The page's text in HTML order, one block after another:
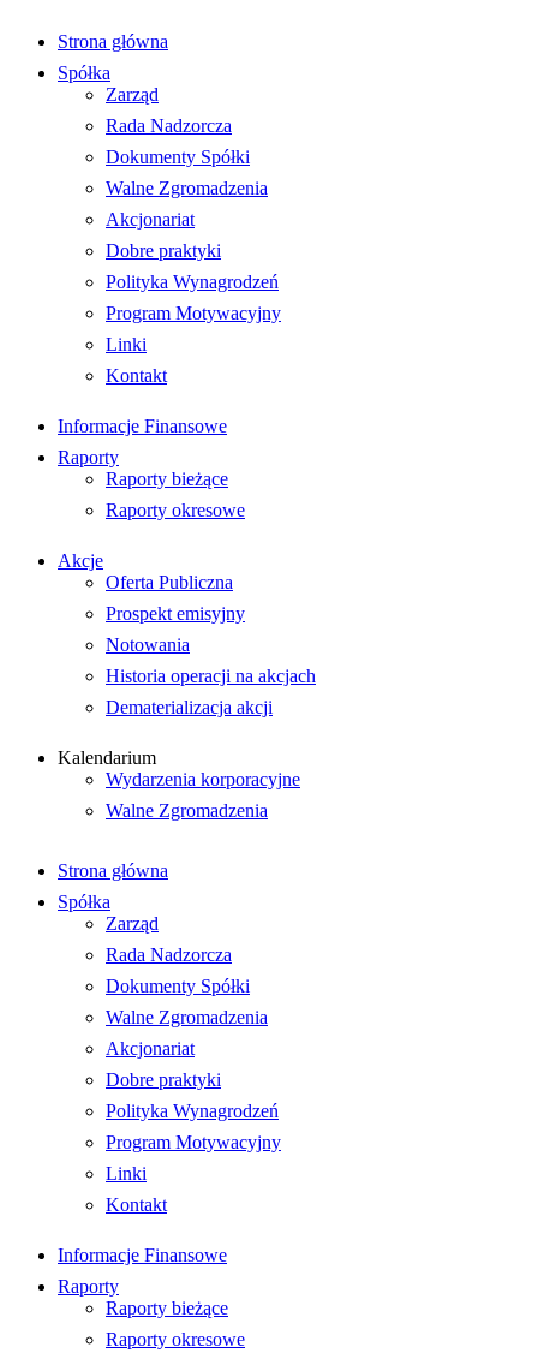
Strona główna
Spółka
Zarząd
Rada Nadzorcza
Dokumenty Spółki
Walne Zgromadzenia
Akcjonariat
Dobre praktyki
Polityka Wynagrodzeń
Program Motywacyjny
Linki
Kontakt
Informacje Finansowe
Raporty
Raporty bieżące
Raporty okresowe
Akcje
Oferta Publiczna
Prospekt emisyjny
Notowania
Historia operacji na akcjach
Dematerializacja akcji
Kalendarium
Wydarzenia korporacyjne
Walne Zgromadzenia
Strona główna
Spółka
Zarząd
Rada Nadzorcza
Dokumenty Spółki
Walne Zgromadzenia
Akcjonariat
Dobre praktyki
Polityka Wynagrodzeń
Program Motywacyjny
Linki
Kontakt
Informacje Finansowe
Raporty
Raporty bieżące
Raporty okresowe